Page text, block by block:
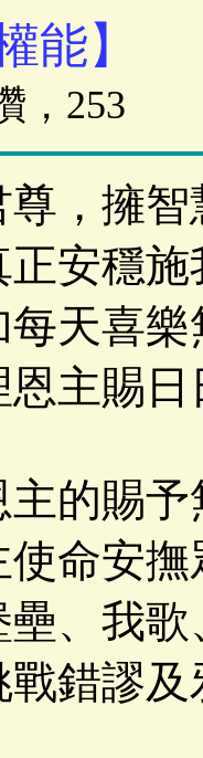
能】
，253
，擁
安穩施
天喜樂
主賜日
的賜予
命安撫
、我
錯謬及